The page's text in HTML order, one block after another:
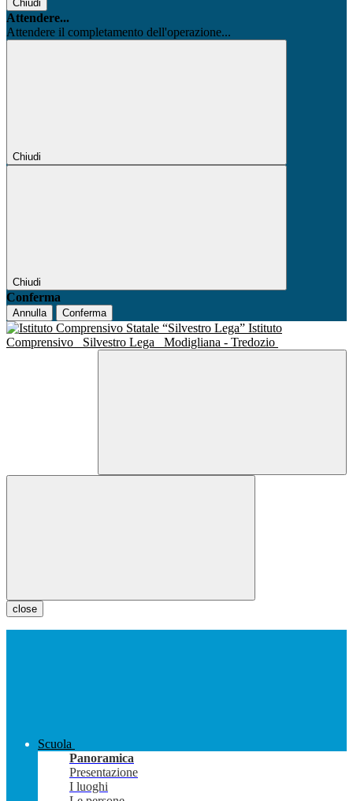
Chiudi
Attendere...
Attendere il completamento dell'operazione...
Chiudi
Chiudi
Conferma
Annulla Conferma
Istituto
Comprensivo
Silvestro Lega Modigliana - Tredozio
close
Scuola
Panoramica
Presentazione
I luoghi